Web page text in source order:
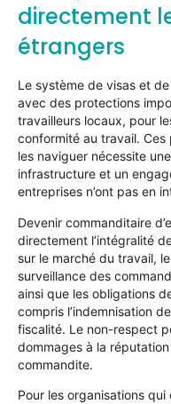
directement
étrangers
Le système de visas et
avec des protections
travailleurs locaux, pour
conformité au travail.
les naviguer nécessite
infrastructure et un
entreprises n’ont pas en
Devenir commanditaire
directement l’intégralité
sur le marché du travail,
surveillance des
ainsi que les obligations
compris l’indemnisation
fiscalité. Le non-respect
dommages à la
commandite.
Pour les organisations qui